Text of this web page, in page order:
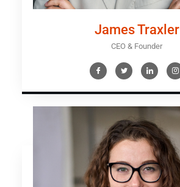
James Traxler
CEO & Founder